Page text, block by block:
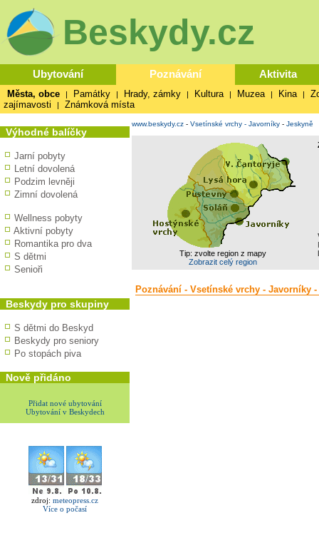
Beskydy.cz
Ubytování Poznávání Aktivita
Města, obce | Památky | Hrady, zámky | Kultura | Muzea | Kina |
zajímavosti
| Známková místa
Výhodné balíčky
Jarní pobyty
Letní dovolená
Podzim levněji
Zimní dovolená
Wellness pobyty
Aktivní pobyty
Romantika pro dva
S dětmi
Senioři
Beskydy pro skupiny
S dětmi do Beskyd
Beskydy pro seniory
Po stopách piva
Nově přidáno
Přidat nové ubytování
Ubytování v Beskydech
zdroj: meteopress.cz
Více o počasí
www.beskydy.cz - Vsetínské vrchy - Javorníky - Jeskyně
Tip: zvolte region z mapy
Zobrazit celý region
Poznávání - Vsetínské vrchy - Javorníky -